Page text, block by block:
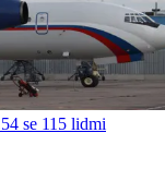
se 115 lidmi